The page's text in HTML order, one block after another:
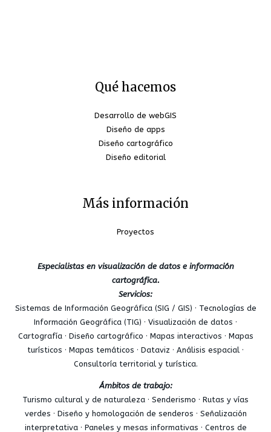
Qué hacemos
Desarrollo de webGIS
Diseño de apps
Diseño cartográfico
Diseño editorial
Más información
Proyectos
Especialistas en visualización de datos e información
cartográfica.
Servicios:
Sistemas de Información Geográfica (SIG / GIS) · Tecnologías de
Información Geográfica (TIG) · Visualización de datos ·
Cartografía · Diseño cartográfico · Mapas interactivos · Mapas
turísticos · Mapas temáticos · Dataviz · Análisis espacial ·
Consultoría territorial y turística.
Ámbitos de trabajo:
Turismo cultural y de naturaleza · Senderismo · Rutas y vías
verdes · Diseño y homologación de senderos · Señalización
interpretativa · Paneles y mesas informativas · Centros de